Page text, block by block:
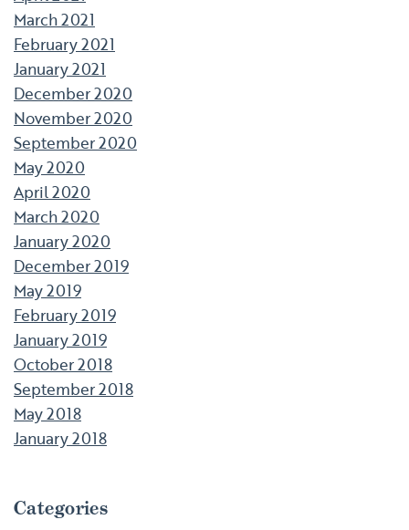
March 2021
February 2021
January 2021
December 2020
November 2020
September 2020
May 2020
April 2020
March 2020
January 2020
December 2019
May 2019
February 2019
January 2019
October 2018
September 2018
May 2018
January 2018
Categories